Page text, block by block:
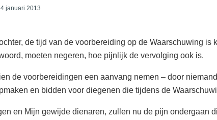
januari 2013
de tijd van de voorbereiding op de Waarschuwing is
moeten negeren, hoe pijnlijk de vervolging ook is.
de voorbereidingen een aanvang nemen – door
en bidden voor diegenen die tijdens de
en Mijn gewijde dienaren, zullen nu de pijn ondergaan